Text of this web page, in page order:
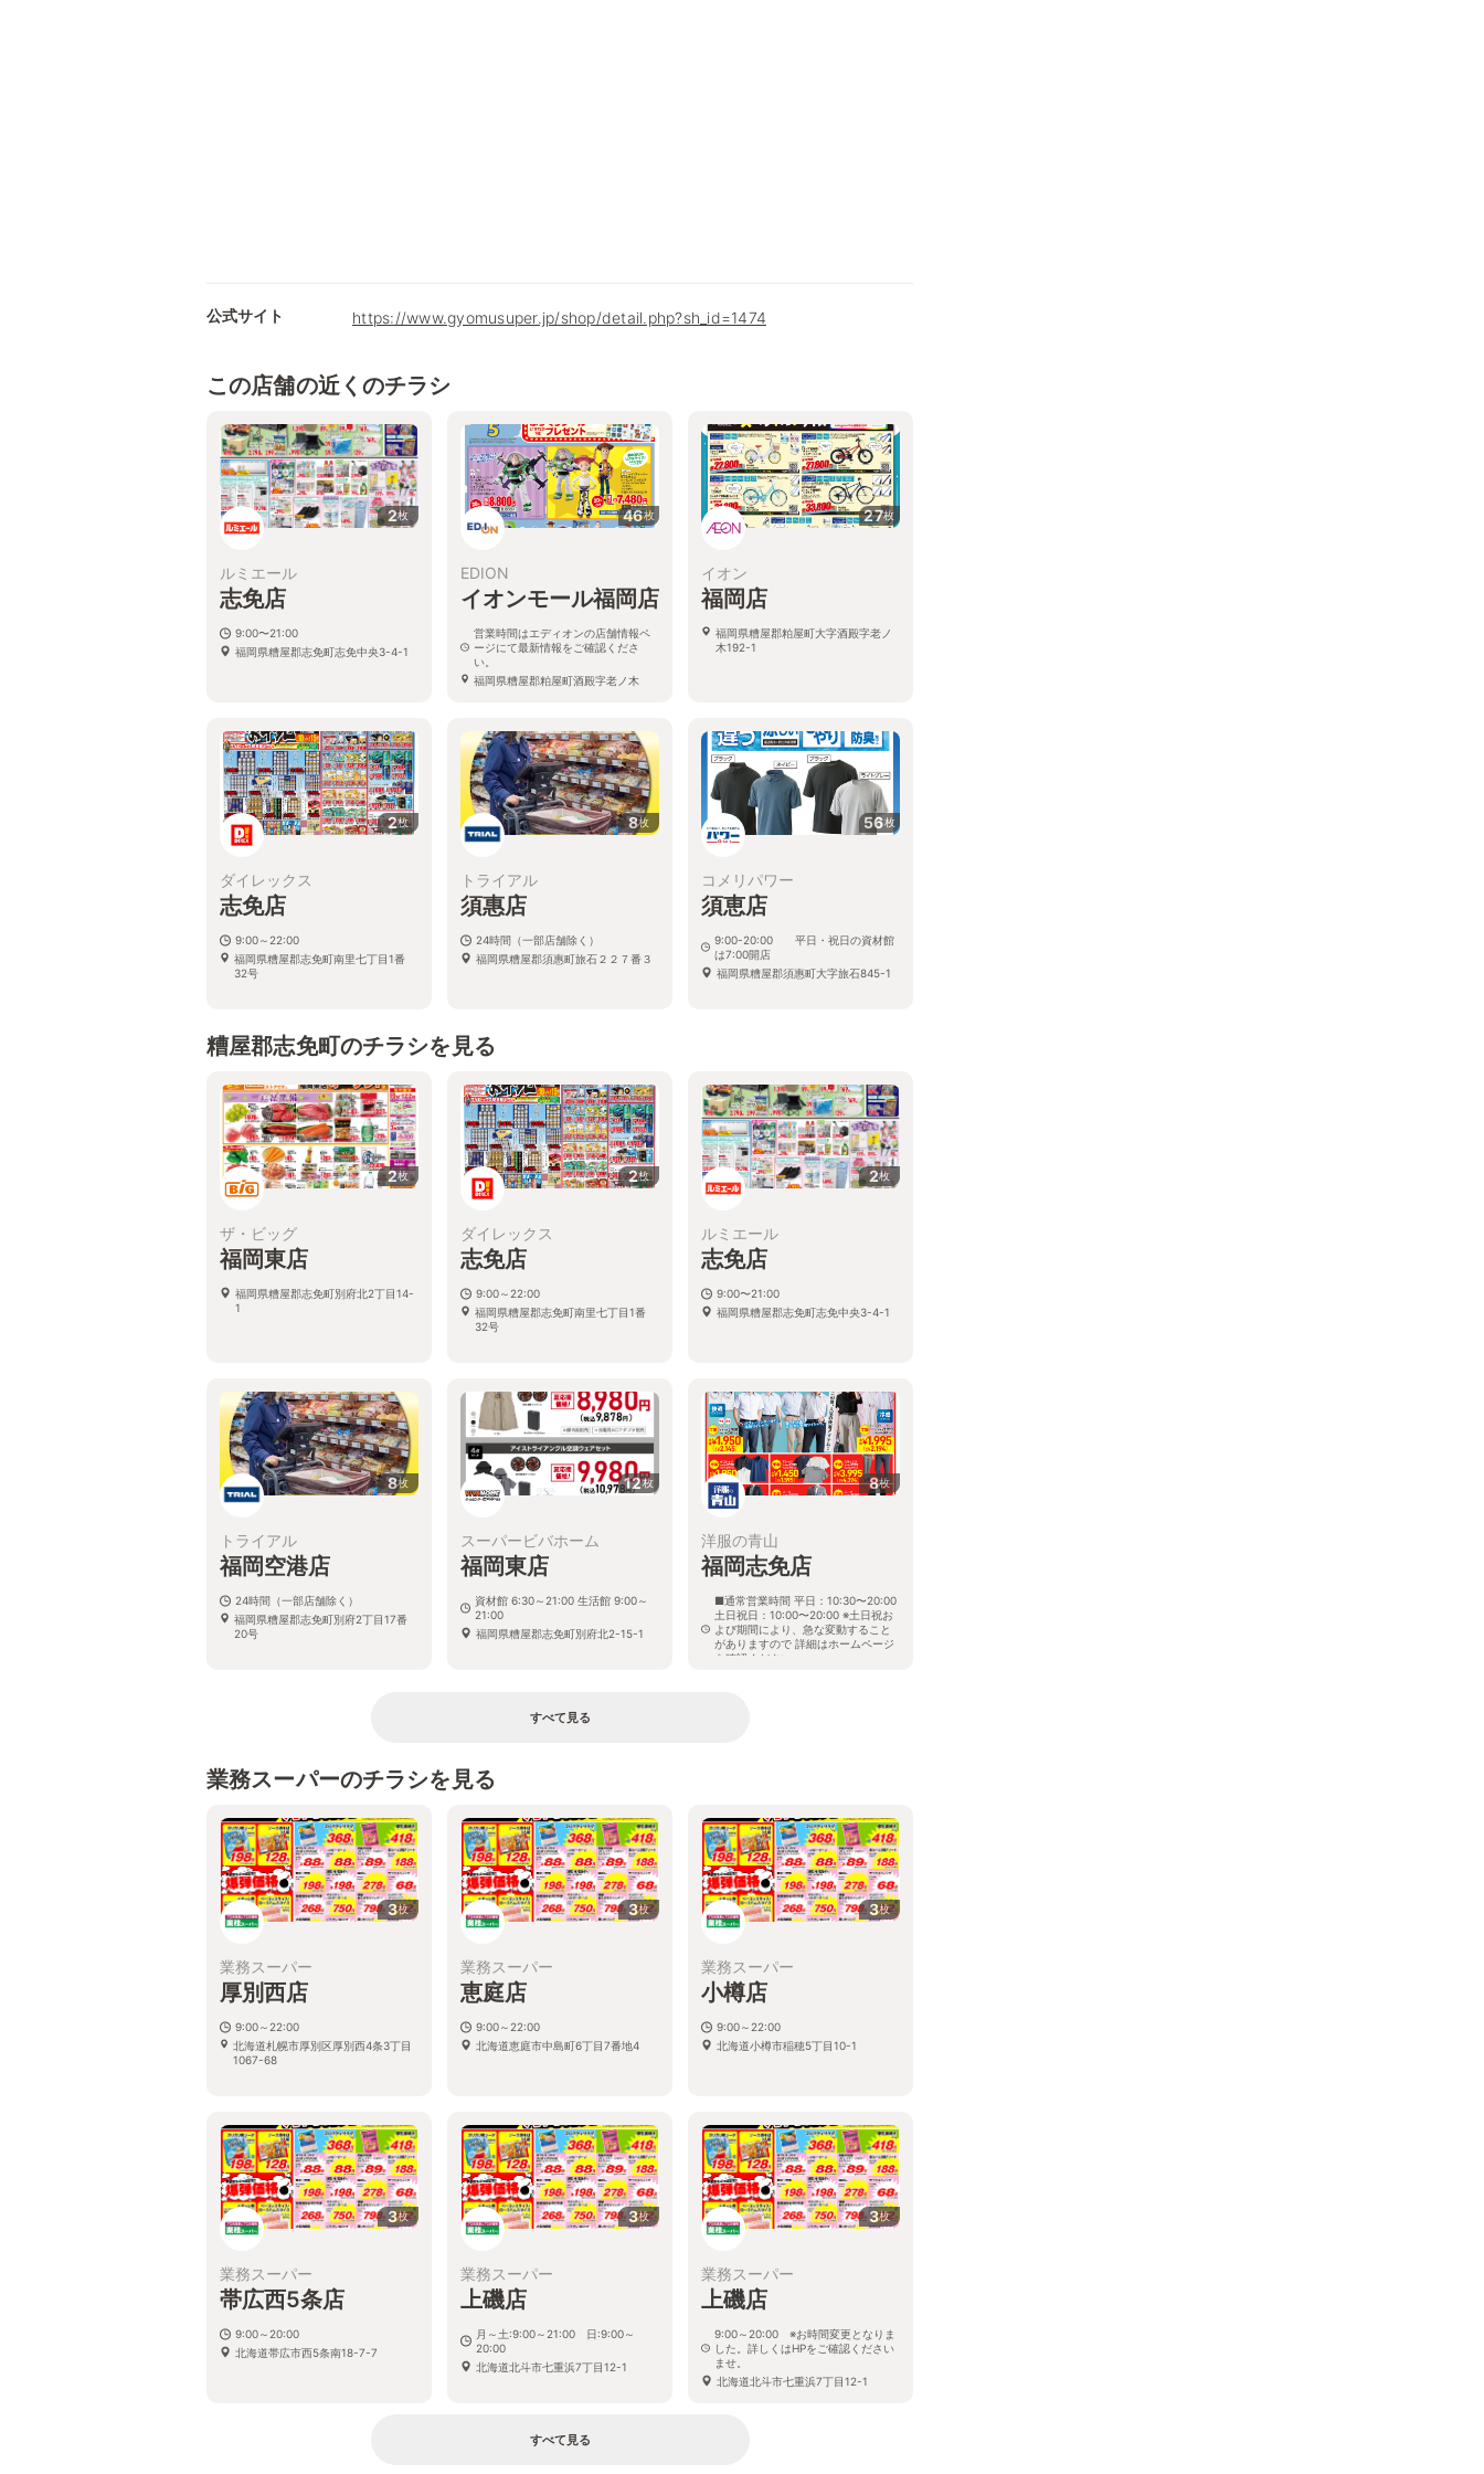
公式サイト https://www.gyomusuper.jp/shop/detail.php?sh_id=1474
この店舗の近くのチラシ
2枚
ルミエール
志免店
9:00〜21:00
福岡県糟屋郡志免町志免中央3-4-1
46枚
EDION
イオンモール福岡店
営業時間はエディオンの店舗情報ペ
ージにて最新情報をご確認くださ
い。
福岡県糟屋郡粕屋町酒殿字老ノ木
27枚
イオン
福岡店
福岡県糟屋郡粕屋町大字酒殿字老ノ
木192-1
2枚
ダイレックス
志免店
9:00～22:00
福岡県糟屋郡志免町南里七丁目1番
32号
8枚
トライアル
須惠店
24時間（一部店舗除く）
福岡県糟屋郡須惠町旅石２２７番３
56枚
コメリパワー
須恵店
9:00-20:00 平日・祝日の資材館
は7:00開店
福岡県糟屋郡須惠町大字旅石845-1
糟屋郡志免町のチラシを見る
2枚
ザ・ビッグ
福岡東店
福岡県糟屋郡志免町別府北2丁目14-
1
2枚
ダイレックス
志免店
9:00～22:00
福岡県糟屋郡志免町南里七丁目1番
32号
2枚
ルミエール
志免店
9:00〜21:00
福岡県糟屋郡志免町志免中央3-4-1
8枚
トライアル
福岡空港店
24時間（一部店舗除く）
福岡県糟屋郡志免町別府2丁目17番
20号
12枚
スーパービバホーム
福岡東店
資材館 6:30～21:00 生活館 9:00～
21:00
福岡県糟屋郡志免町別府北2-15-1
8枚
洋服の青山
福岡志免店
■通常営業時間 平日：10:30〜20:00
土日祝日：10:00〜20:00 ※土日祝お
よび期間により、急な変動すること
がありますので 詳細はホームページ
を確認ください
すべて見る
業務スーパーのチラシを見る
3枚
業務スーパー
厚別西店
9:00～22:00
北海道札幌市厚別区厚別西4条3丁目
1067-68
3枚
業務スーパー
恵庭店
9:00～22:00
北海道恵庭市中島町6丁目7番地4
3枚
業務スーパー
小樽店
9:00～22:00
北海道小樽市稲穂5丁目10-1
3枚
業務スーパー
帯広西5条店
9:00～20:00
北海道帯広市西5条南18-7-7
3枚
業務スーパー
上磯店
月～土:9:00～21:00 日:9:00～
20:00
北海道北斗市七重浜7丁目12-1
3枚
業務スーパー
上磯店
9:00～20:00 ※お時間変更となりま
した。詳しくはHPをご確認ください
ませ。
北海道北斗市七重浜7丁目12-1
すべて見る